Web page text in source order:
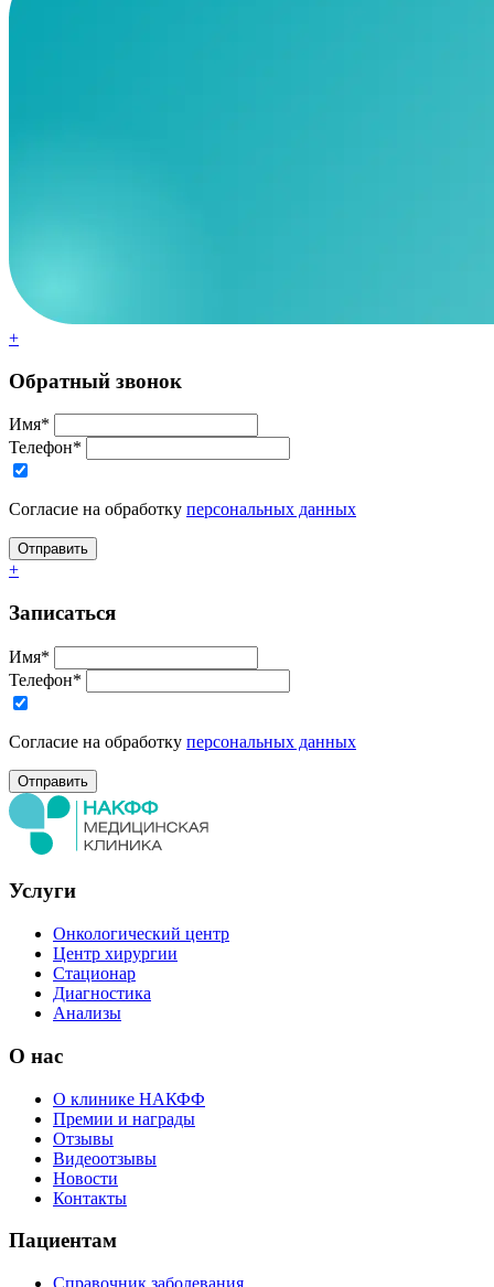
+
Обратный звонок
Имя*
Телефон*
Согласие на обработку персональных данных
+
Записаться
Имя*
Телефон*
Согласие на обработку персональных данных
Услуги
Онкологический центр
Центр хирургии
Стационар
Диагностика
Анализы
О нас
О клинике НАКФФ
Премии и награды
Отзывы
Видеоотзывы
Новости
Контакты
Пациентам
Справочник заболевания